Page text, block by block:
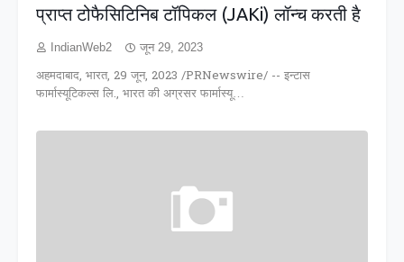
प्राप्त टोफैसिटिनिब टॉपिकल (JAKi) लॉन्च करती है
IndianWeb2 जून 29, 2023
अहमदाबाद, भारत, 29 जून, 2023 /PRNewswire/ -- इन्टास
फार्मास्यूटिकल्स लि., भारत की अग्रसर फार्मास्यू…